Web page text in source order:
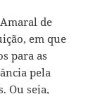
de
em que
para as
pela
Ou seja,